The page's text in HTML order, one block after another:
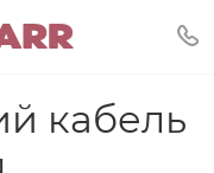
кабель